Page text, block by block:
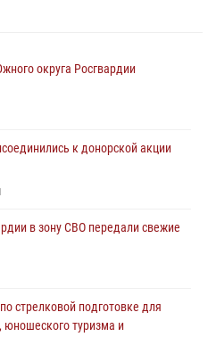
округа Росгвардии
к донорской акции
в зону СВО передали свежие
стрелковой подготовке для
юношеского туризма и